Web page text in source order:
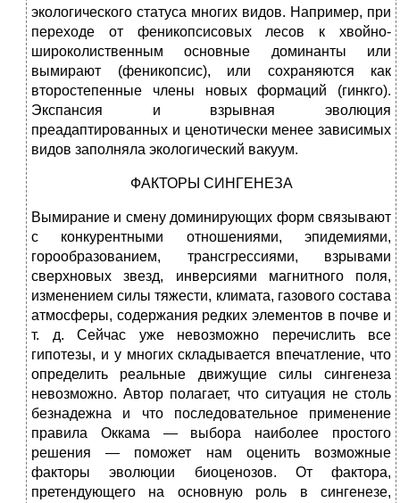
экологического статуса многих видов. Например, при
переходе от феникопсисовых лесов к хвойно-
широколиственным основные доминанты или
вымирают (феникопсис), или сохраняются как
второстепенные члены новых формаций (гинкго).
Экспансия и взрывная эволюция
преадаптированных и ценотически менее зависимых
видов заполняла экологический вакуум.
ФАКТОРЫ СИНГЕНЕЗА
Вымирание и смену доминирующих форм связывают
с конкурентными отношениями, эпидемиями,
горообразованием, трансгрессиями, взрывами
сверхновых звезд, инверсиями магнитного поля,
изменением силы тяжести, климата, газового состава
атмосферы, содержания редких элементов в почве и
т. д. Сейчас уже невозможно перечислить все
гипотезы, и у многих складывается впечатление, что
определить реальные движущие силы сингенеза
невозможно. Автор полагает, что ситуация не столь
безнадежна и что последовательное применение
правила Оккама — выбора наиболее простого
решения — поможет нам оценить возможные
факторы эволюции биоценозов. От фактора,
претендующего на основную роль в сингенезе,